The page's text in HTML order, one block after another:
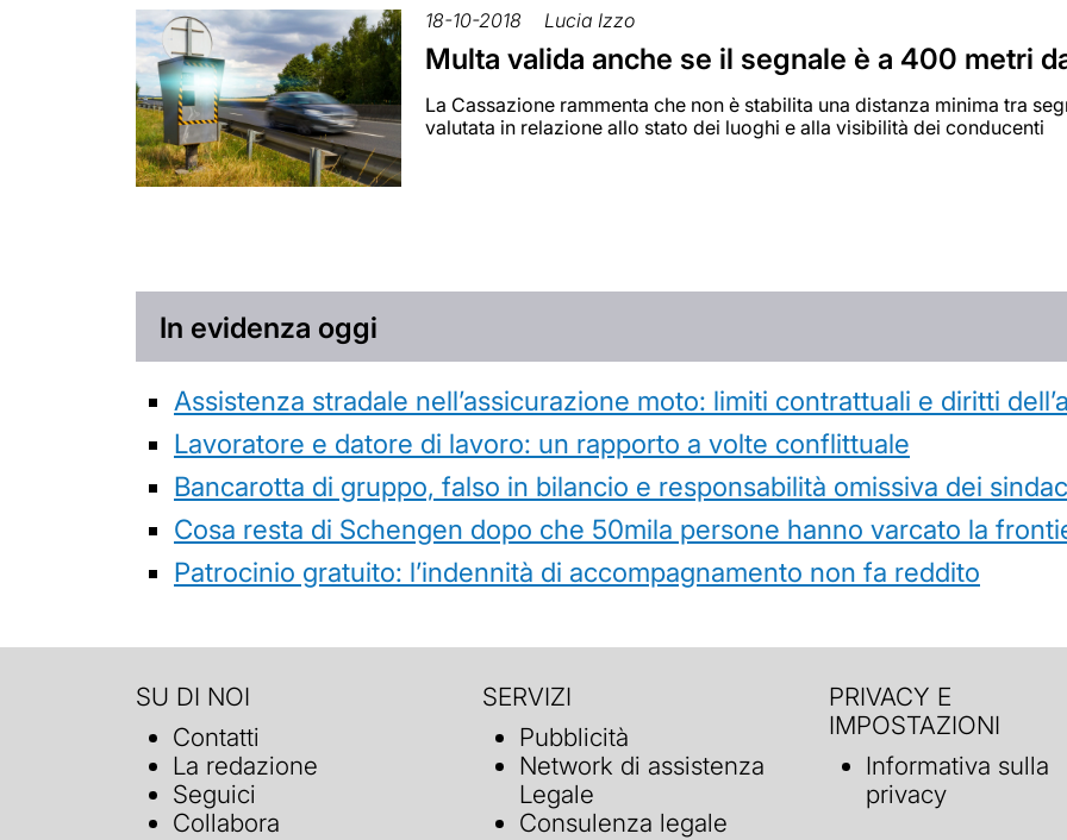
18-10-2018 Lucia Izzo
Multa valida anche se il segnale è a 400 metri
La Cassazione rammenta che non è stabilita una distanza minima tra
valutata in relazione allo stato dei luoghi e alla visibilità dei conducenti
In evidenza oggi
Assistenza stradale nell’assicurazione moto: limiti contrattuali e diritti
Lavoratore e datore di lavoro: un rapporto a volte conflittuale
Bancarotta di gruppo, falso in bilancio e responsabilità omissiva dei
Cosa resta di Schengen dopo che 50mila persone hanno varcato la
Patrocinio gratuito: l’indennità di accompagnamento non fa reddito
SU DI NOI
Contatti
La redazione
Seguici
Collabora
SERVIZI
Pubblicità
Network di assistenza
Legale
Consulenza legale
PRIVACY E
IMPOSTAZIONI
Informativa sulla
privacy